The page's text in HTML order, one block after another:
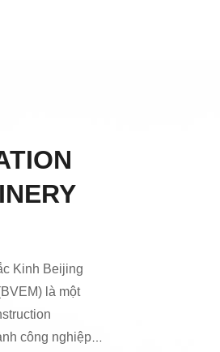
Kinh Beijing
là một
công nghiệp